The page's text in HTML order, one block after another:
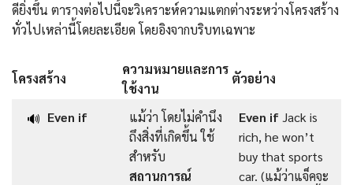
ดียิ่งขึ้น ตารางต่อไปนี้จะวิเคราะห์ความแตกต่างระหว่างโครงสร้าง
ทั่วไปเหล่านี้โดยละเอียด โดยอิงจากบริบทเฉพาะ
โครงสร้าง
ความหมายและการ
ใช้งาน
ตัวอย่าง
🔊 Even if
แม้ว่า โดยไม่คำนึง
ถึงสิ่งที่เกิดขึ้น ใช้
สำหรับ
สถานการณ์
Even if Jack is
rich, he won’t
buy that sports
car. (แม้ว่าแจ็คจะ